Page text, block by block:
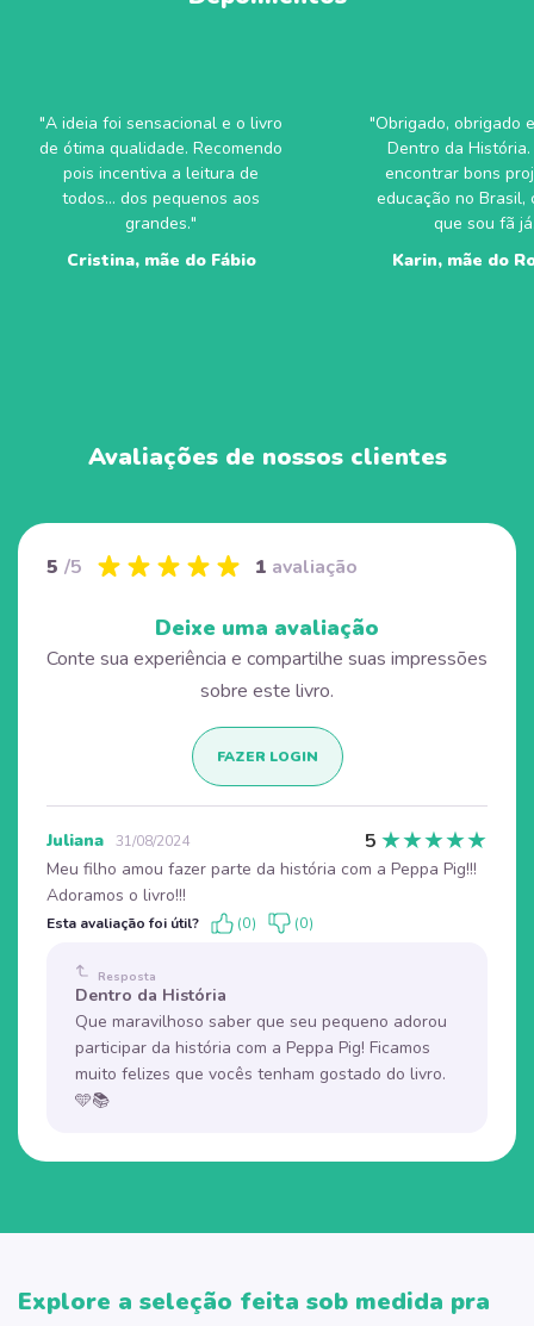
"A ideia foi sensacional e o livro
de ótima qualidade. Recomendo
pois incentiva a leitura de
todos... dos pequenos aos
grandes."
Cristina, mãe do Fábio
"Obrigado, obrigado
Dentro da
encontrar bons
educação no Brasil,
que sou fã
Karin, mãe do
Avaliações de nossos clientes
5 /5 1 avaliação
Deixe uma avaliação
Conte sua experiência e compartilhe suas impressões
sobre este livro.
FAZER LOGIN
Juliana 31/08/2024 5 ★★★★★
Meu filho amou fazer parte da história com a Peppa Pig!!!
Adoramos o livro!!!
Esta avaliação foi útil? (0) (0)
Resposta
Dentro da História
Que maravilhoso saber que seu pequeno adorou
participar da história com a Peppa Pig! Ficamos
muito felizes que vocês tenham gostado do livro.
🩵📚
Explore a seleção feita sob medida pra